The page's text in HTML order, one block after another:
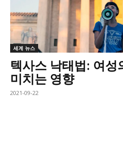
세계 뉴스
텍사스 낙태법: 여성
미치는 영향
2021-09-22